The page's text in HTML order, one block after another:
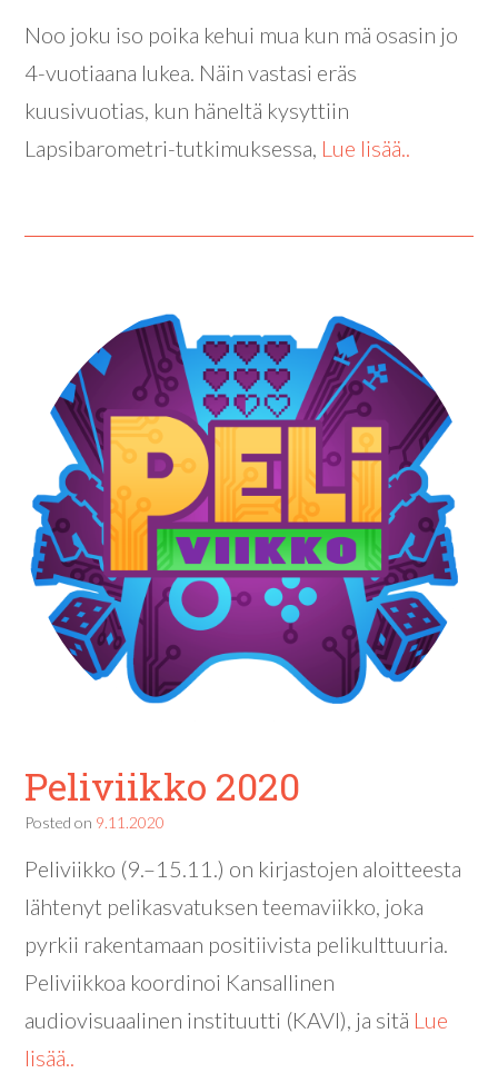
Noo joku iso poika kehui mua kun mä osasin jo
4-vuotiaana lukea. Näin vastasi eräs
kuusivuotias, kun häneltä kysyttiin
Lapsibarometri-tutkimuksessa, Lue lisää..
Peliviikko 2020
Posted on 9.11.2020
Peliviikko (9.–15.11.) on kirjastojen aloitteesta
lähtenyt pelikasvatuksen teemaviikko, joka
pyrkii rakentamaan positiivista pelikulttuuria.
Peliviikkoa koordinoi Kansallinen
audiovisuaalinen instituutti (KAVI), ja sitä Lue
lisää..